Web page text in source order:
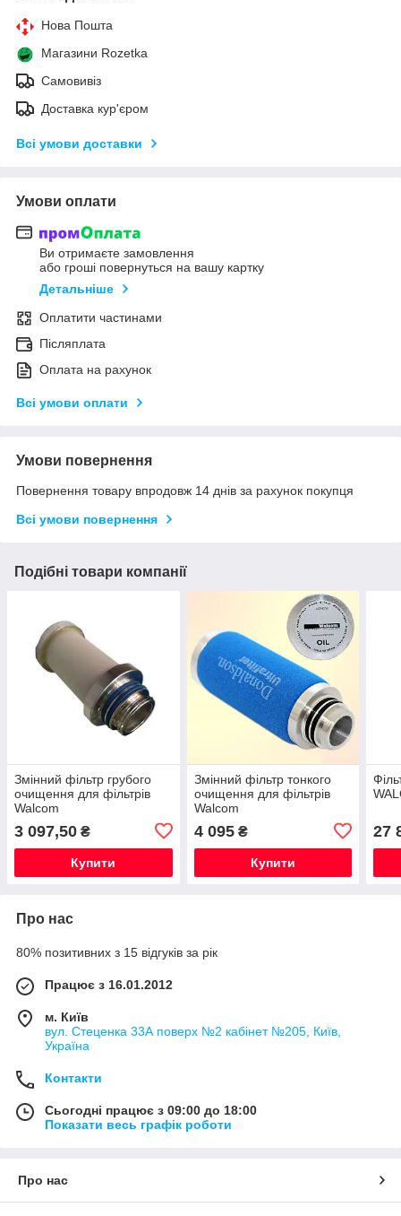
Нова Пошта
Магазини Rozetka
Самовивіз
Доставка кур'єром
Всі умови доставки
Умови оплати
Ви отримаєте замовлення
або гроші повернуться на вашу картку
Детальніше
Оплатити частинами
Післяплата
Оплата на рахунок
Всі умови оплати
Умови повернення
Повернення товару впродовж 14 днів за рахунок покупця
Всі умови повернення
Подібні товари компанії
Змінний фільтр грубого
очищення для фільтрів
Walcom
3 097,50 ₴
Купити
Змінний фільтр тонкого
очищення для фільтрів
Walcom
4 095₴
Купити
27
Про нас
80% позитивних з 15 відгуків за рік
Працює з 16.01.2012
м. Київ
вул. Стеценка 33А поверх №2 кабінет №205, Київ,
Україна
Контакти
Сьогодні працює з 09:00 до 18:00
Показати весь графік роботи
Про нас